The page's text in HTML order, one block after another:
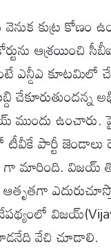
కుట్ర కోణం
ఆశ్రయించి
ఎన్డీఎ కూటమిలో
చేకూరుతుందన్న
ముందు
పార్టీ జెండాలు
మారింది. విజయ్ తో
వేచి చూడాలి.